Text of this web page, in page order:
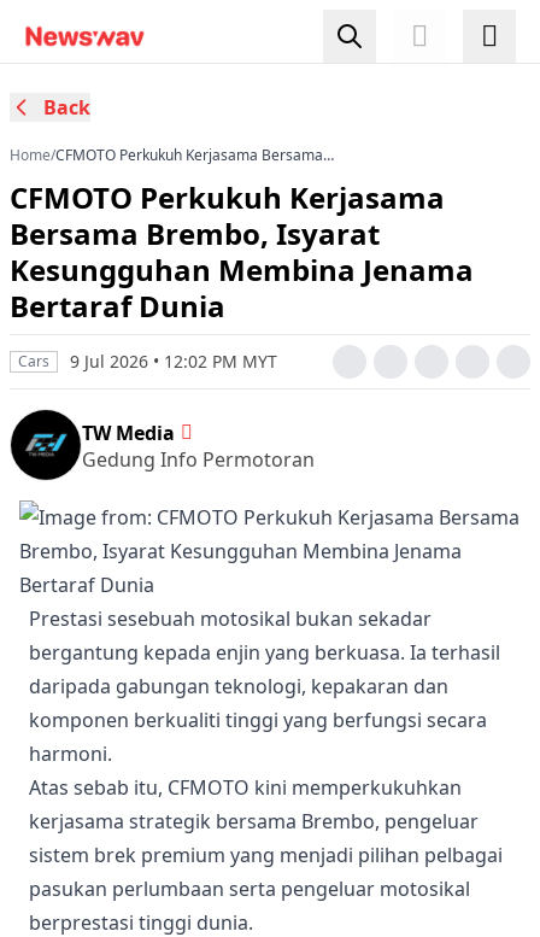
Back
Home/CFMOTO Perkukuh Kerjasama Bersama
Jenama Bertaraf Dunia
CFMOTO Perkukuh Kerjasama
Bersama Brembo, Isyarat
Kesungguhan Membina Jenama
Bertaraf Dunia
Cars 9 Jul 2026 • 12:02 PM MYT
TW Media
Gedung Info Permotoran
Prestasi sesebuah motosikal bukan sekadar
bergantung kepada enjin yang berkuasa. Ia terhasil
daripada gabungan teknologi, kepakaran dan
komponen berkualiti tinggi yang berfungsi secara
harmoni.
Atas sebab itu, CFMOTO kini memperkukuhkan
kerjasama strategik bersama Brembo, pengeluar
sistem brek premium yang menjadi pilihan pelbagai
pasukan perlumbaan serta pengeluar motosikal
berprestasi tinggi dunia.